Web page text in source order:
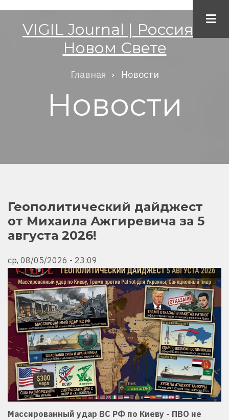
основномуVIGIL Journal | Россия в
Новом Свете
навигации
Главная Новости
Новости
Геополитический дайджест
от Михаила Ажгиревича за 5
августа 2026!
ср, 08/05/2026 - 23:09
Массированный удар ВС РФ по Киеву - ПВО не